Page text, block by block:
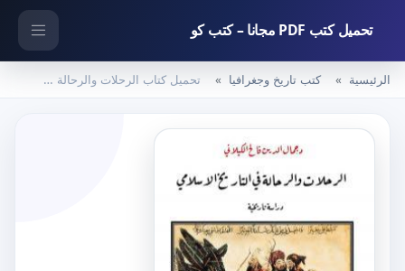
تحميل كتب PDF مجانا – كتب كو
الرئيسية كتب تاريخ وجغرافيا تحميل كتاب الرحلات والرحالة في التاريخ الاسلامي – دراسة تاريخية PDF تأليف د. جمال الدين فالح الكيلاني مجانا [كامل]